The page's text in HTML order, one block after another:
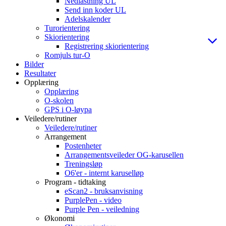
Send inn koder UL
Adelskalender
Turorientering
Skiorientering
Registrering skiorientering
Romjuls tur-O
Bilder
Resultater
Opplæring
Opplæring
O-skolen
GPS i O-løypa
Veiledere/rutiner
Veiledere/rutiner
Arrangement
Postenheter
Arrangementsveileder OG-karusellen
Treningsløp
O6'er - internt karuselløp
Program - tidtaking
eScan2 - bruksanvisning
PurplePen - video
Purple Pen - veiledning
Økonomi